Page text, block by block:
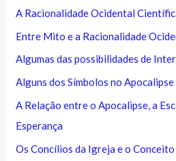
A Racionalidade Ocidental
Entre Mito e a Racionalidade
Algumas das possibilidades de
Alguns dos Símbolos no Apocalipse
A Relação entre o Apocalipse, a
Esperança
Os Concílios da Igreja e o